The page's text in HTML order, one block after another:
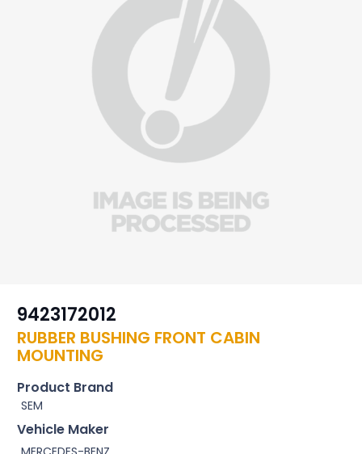
9423172012
RUBBER BUSHING FRONT CABIN
MOUNTING
Product Brand
SEM
Vehicle Maker